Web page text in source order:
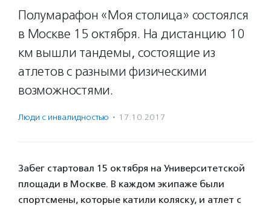
Полумарафон «Моя столица» состоялся
в Москве 15 октября. На дистанцию 10
км вышли тандемы, состоящие из
атлетов с разными физическими
возможностями.
Люди с инвалидностью · 17.10.2017
Забег стартовал 15 октября на Университетской
площади в Москве. В каждом экипаже были
спортсмены, которые катили коляску, и атлет с